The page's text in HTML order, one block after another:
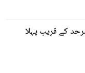
کے قریب پہلا